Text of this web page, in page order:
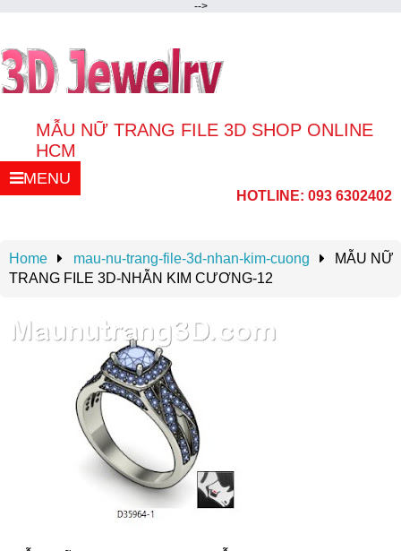
-->
MẪU NỮ TRANG FILE 3D SHOP ONLINE
HCM
HOTLINE: 093 6302402
MENU
Home mau-nu-trang-file-3d-nhan-kim-cuong
MẪU NỮ
TRANG FILE 3D-NHẪN KIM CƯƠNG-12